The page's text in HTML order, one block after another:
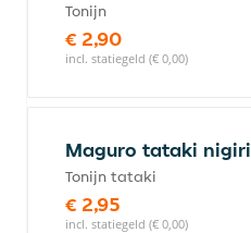
Tonijn
€ 2,90
incl. statiegeld (€ 0,00)
Maguro tataki nigiri
Tonijn tataki
€ 2,95
incl. statiegeld (€ 0,00)